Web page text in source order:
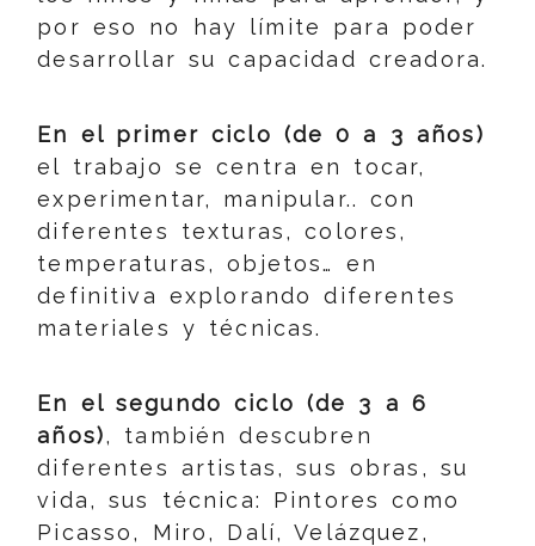
por eso no hay límite para poder
desarrollar su capacidad creadora.
En el primer ciclo (de 0 a 3 años)
el trabajo se centra en tocar,
experimentar, manipular.. con
diferentes texturas, colores,
temperaturas, objetos… en
definitiva explorando diferentes
materiales y técnicas.
En el segundo ciclo (de 3 a 6
años), también descubren
diferentes artistas, sus obras, su
vida, sus técnica: Pintores como
Picasso, Miro, Dalí, Velázquez,